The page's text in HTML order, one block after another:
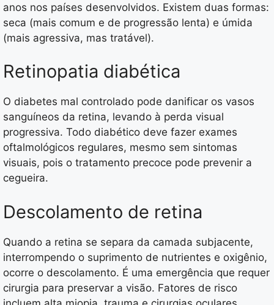
anos nos países desenvolvidos. Existem duas formas:
seca (mais comum e de progressão lenta) e úmida
(mais agressiva, mas tratável).
Retinopatia diabética
O diabetes mal controlado pode danificar os vasos
sanguíneos da retina, levando à perda visual
progressiva. Todo diabético deve fazer exames
oftalmológicos regulares, mesmo sem sintomas
visuais, pois o tratamento precoce pode prevenir a
cegueira.
Descolamento de retina
Quando a retina se separa da camada subjacente,
interrompendo o suprimento de nutrientes e oxigênio,
ocorre o descolamento. É uma emergência que requer
cirurgia para preservar a visão. Fatores de risco